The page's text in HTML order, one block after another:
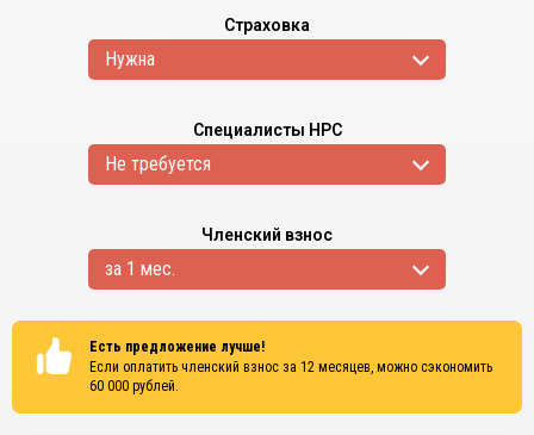
Страховка
Нужна
Специалисты НРС
Не требуется
Членский взнос
за 1 мес.
Есть предложение лучше!
Если оплатить членский взнос за 12 месяцев, можно сэкономить
60 000 рублей.